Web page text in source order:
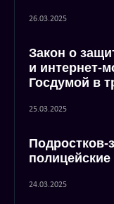
26.03.2025
Закон о
и интернет-
Госдумой в
25.03.2025
Подростков-
24.03.2025